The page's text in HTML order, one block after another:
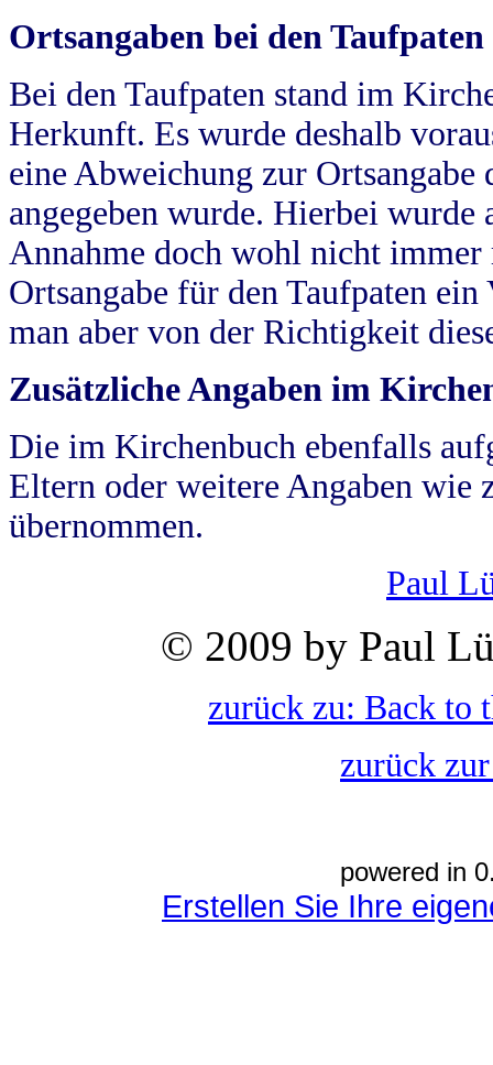
Ortsangaben bei den Taufpaten
Bei den Taufpaten stand im
Herkunft. Es wurde deshalb
eine Abweichung zur
angegeben wurde. Hierbei wurde
Annahme doch wohl nicht
Ortsangabe für den Taufpaten
man aber von der Richtigkeit
Zusätzliche Angaben im
Die im Kirchenbuch ebenfalls
Eltern oder weitere Angaben wie
übernommen.
Paul
© 2009 by Paul
zurück zu: Back to
zurück
powered in
Erstellen Sie Ihre